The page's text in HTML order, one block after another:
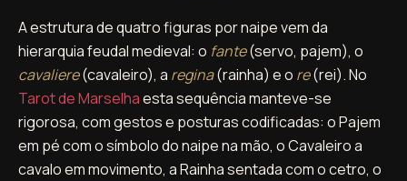
A estrutura de quatro figuras por naipe vem da
hierarquia feudal medieval: o fante(servo, pajem), o
cavaliere(cavaleiro), a regina(rainha) e o re(rei). No
Tarot de Marselhaesta sequência manteve-se
rigorosa, com gestos e posturas codificadas: o Pajem
em pé com o símbolo do naipe na mão, o Cavaleiro a
cavalo em movimento, a Rainha sentada com o cetro, o